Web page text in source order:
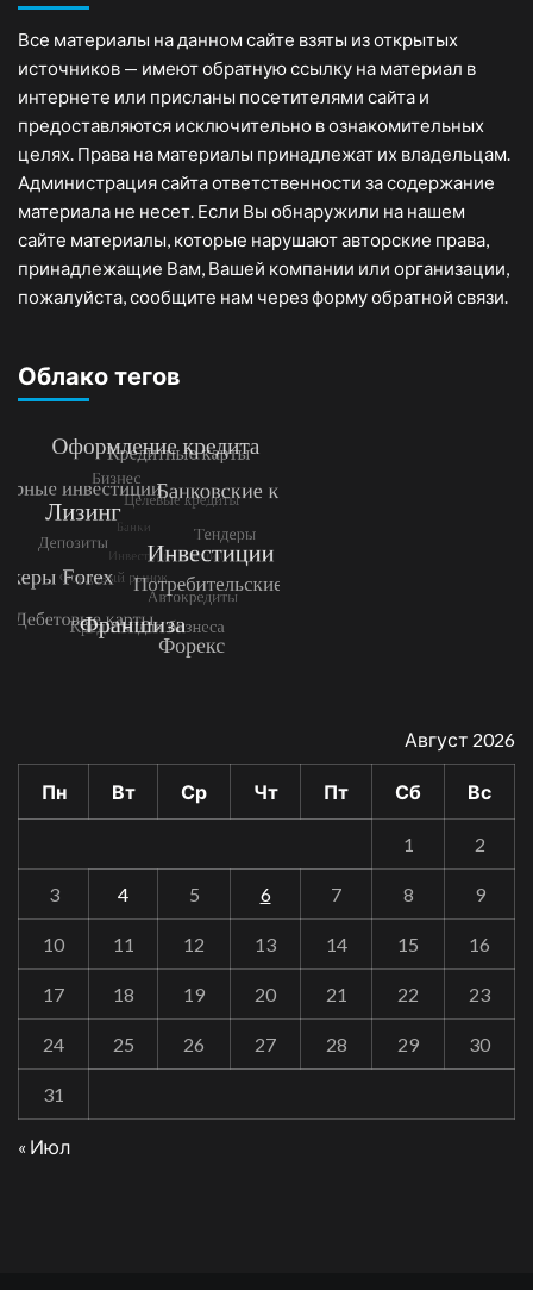
Все материалы на данном сайте взяты из открытых
источников — имеют обратную ссылку на материал в
интернете или присланы посетителями сайта и
предоставляются исключительно в ознакомительных
целях. Права на материалы принадлежат их владельцам.
Администрация сайта ответственности за содержание
материала не несет. Если Вы обнаружили на нашем
сайте материалы, которые нарушают авторские права,
принадлежащие Вам, Вашей компании или организации,
пожалуйста, сообщите нам через форму обратной связи.
Облако тегов
Август 2026
Пн Вт Ср Чт Пт Сб Вс
1 2
3 4 5 6 7 8 9
10 11 12 13 14 15 16
17 18 19 20 21 22 23
24 25 26 27 28 29 30
31
« Июл